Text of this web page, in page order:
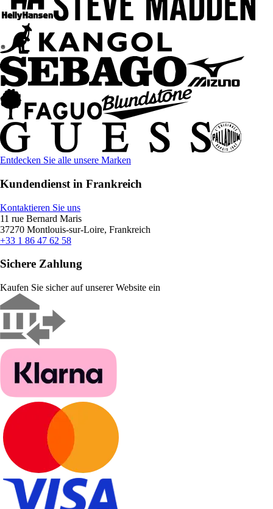
Entdecken Sie alle unsere Marken
Kundendienst in Frankreich
Kontaktieren Sie uns
11 rue Bernard Maris
37270 Montlouis-sur-Loire, Frankreich
+33 1 86 47 62 58
Sichere Zahlung
Kaufen Sie sicher auf unserer Website ein